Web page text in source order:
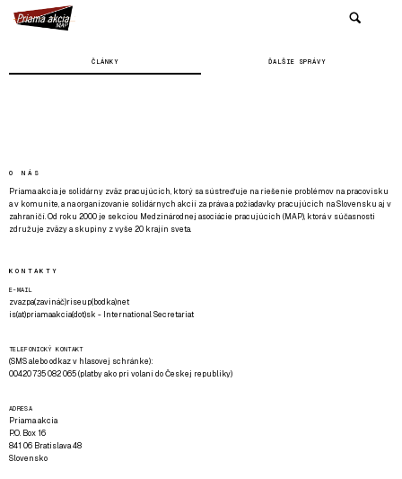
ČLÁNKY ĎALŠIE SPRÁVY
O NÁS
Priama akcia je solidárny zväz pracujúcich, ktorý sa sústreďuje na riešenie problémov na pracovisku
a v komunite, a na organizovanie solidárnych akcií za práva a požiadavky pracujúcich na Slovensku aj v
zahraničí. Od roku 2000 je sekciou Medzinárodnej asociácie pracujúcich (MAP), ktorá v súčasnosti
združuje zväzy a skupiny z vyše 20 krajín sveta.
KONTAKTY
E-MAIL
zvazpa(zavináč)riseup(bodka)net
is(at)priamaakcia(dot)sk - International Secretariat
TELEFONICKÝ KONTAKT
(SMS alebo odkaz v hlasovej schránke):
00420 735 082 065 (platby ako pri volaní do Českej republiky)
ADRESA
Priama akcia
P.O. Box 16
841 06 Bratislava 48
Slovensko